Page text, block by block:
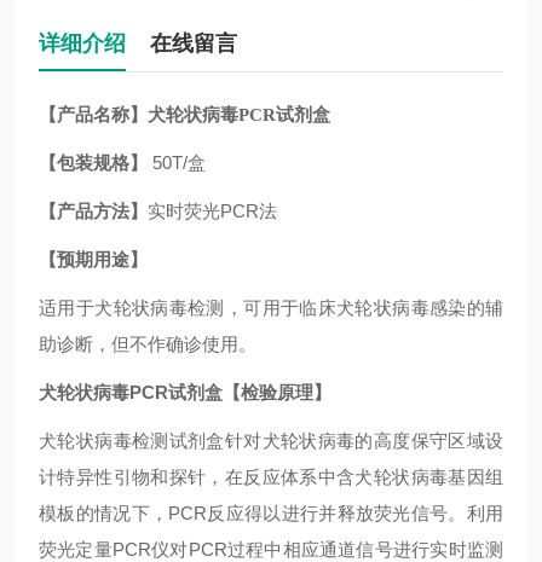
详细介绍 在线留言
【产品名称】 犬轮状病毒PCR试剂盒
【包装规格】 50T/盒
【产品方法】 实时荧光PCR法
【预期用途】
适用于犬轮状病毒检测，可用于临床犬轮状病毒感染的辅
助诊断，但不作确诊使用。
犬轮状病毒PCR试剂盒 【检验原理】
犬轮状病毒检测试剂盒针对犬轮状病毒的高度保守区域设
计特异性引物和探针，在反应体系中含犬轮状病毒基因组
模板的情况下，PCR反应得以进行并释放荧光信号。利用
荧光定量PCR仪对PCR过程中相应通道信号进行实时监测